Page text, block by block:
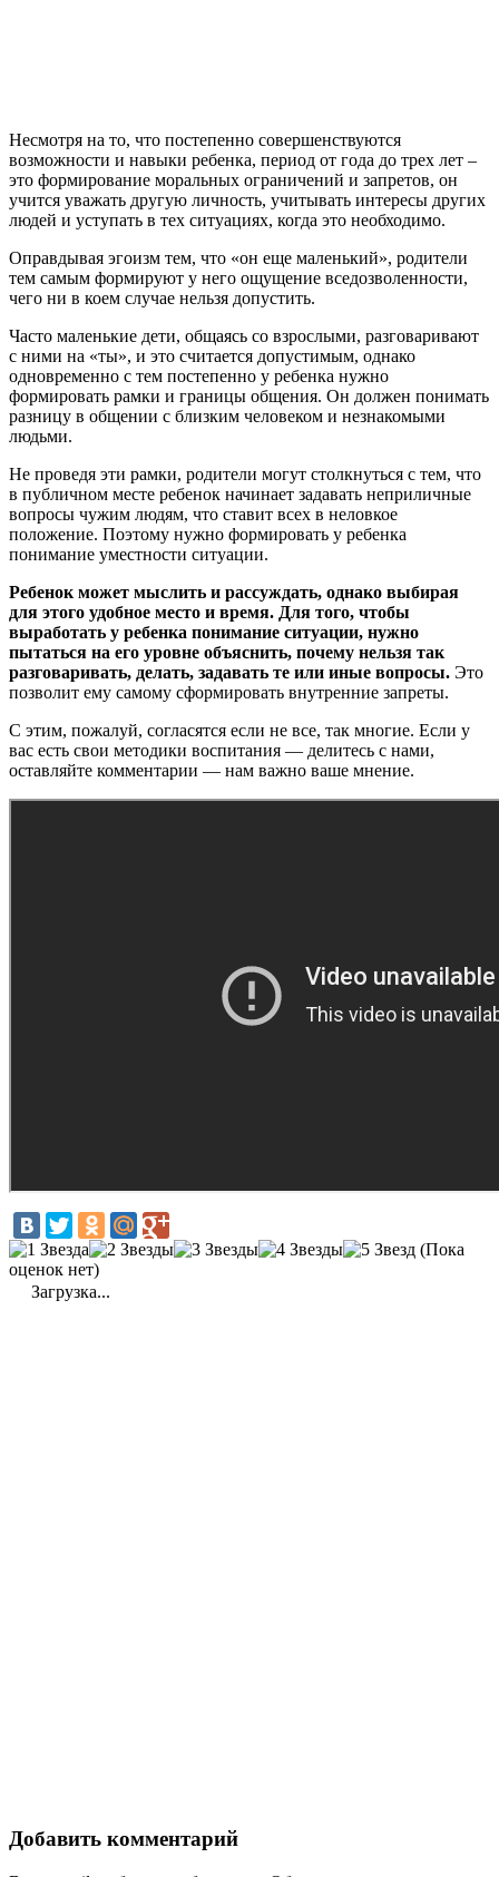
Несмотря на то, что постепенно совершенствуются
возможности и навыки ребенка, период от года до трех лет –
это формирование моральных ограничений и запретов, он
учится уважать другую личность, учитывать интересы других
людей и уступать в тех ситуациях, когда это необходимо.
Оправдывая эгоизм тем, что «он еще маленький», родители
тем самым формируют у него ощущение вседозволенности,
чего ни в коем случае нельзя допустить.
Часто маленькие дети, общаясь со взрослыми, разговаривают
с ними на «ты», и это считается допустимым, однако
одновременно с тем постепенно у ребенка нужно
формировать рамки и границы общения. Он должен понимать
разницу в общении с близким человеком и незнакомыми
людьми.
Не проведя эти рамки, родители могут столкнуться с тем, что
в публичном месте ребенок начинает задавать неприличные
вопросы чужим людям, что ставит всех в неловкое
положение. Поэтому нужно формировать у ребенка
понимание уместности ситуации.
Ребенок может мыслить и рассуждать, однако выбирая
для этого удобное место и время. Для того, чтобы
выработать у ребенка понимание ситуации, нужно
пытаться на его уровне объяснить, почему нельзя так
разговаривать, делать, задавать те или иные вопросы. Это
позволит ему самому сформировать внутренние запреты.
С этим, пожалуй, согласятся если не все, так многие. Если у
вас есть свои методики воспитания — делитесь с нами,
оставляйте комментарии — нам важно ваше мнение.
(Пока
оценок нет)
Загрузка...
Добавить комментарий